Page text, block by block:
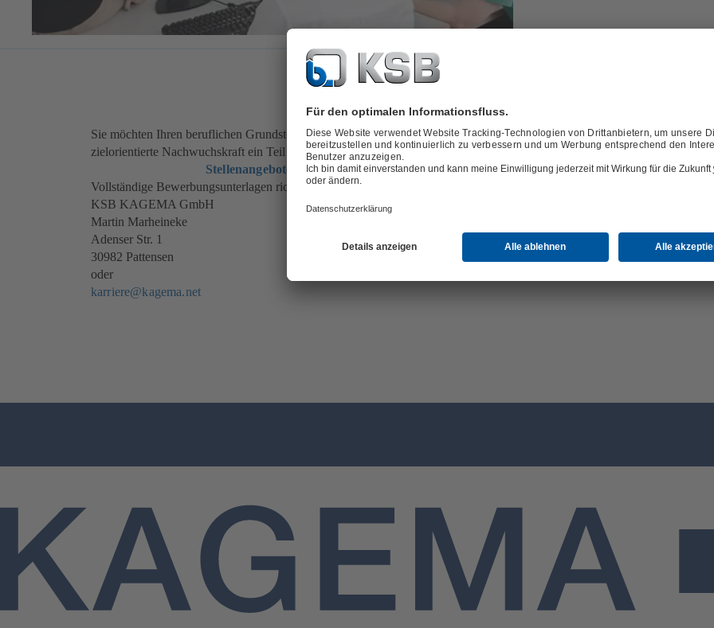
Sie möchten Ihren beruflichen Grundstein mit einer fundierten Ausbildung bei der KAGEMA legen oder als
zielorientierte Nachwuchskraft ein Teil unseres Team sein, dann starten Sie Ihre Karriere bei uns.
Stellenangebote
Vollständige Bewerbungsunterlagen richten Sie bitte an:
KSB KAGEMA GmbH
Martin Marheineke
Adenser Str. 1
30982 Pattensen
oder
karriere@kagema.net